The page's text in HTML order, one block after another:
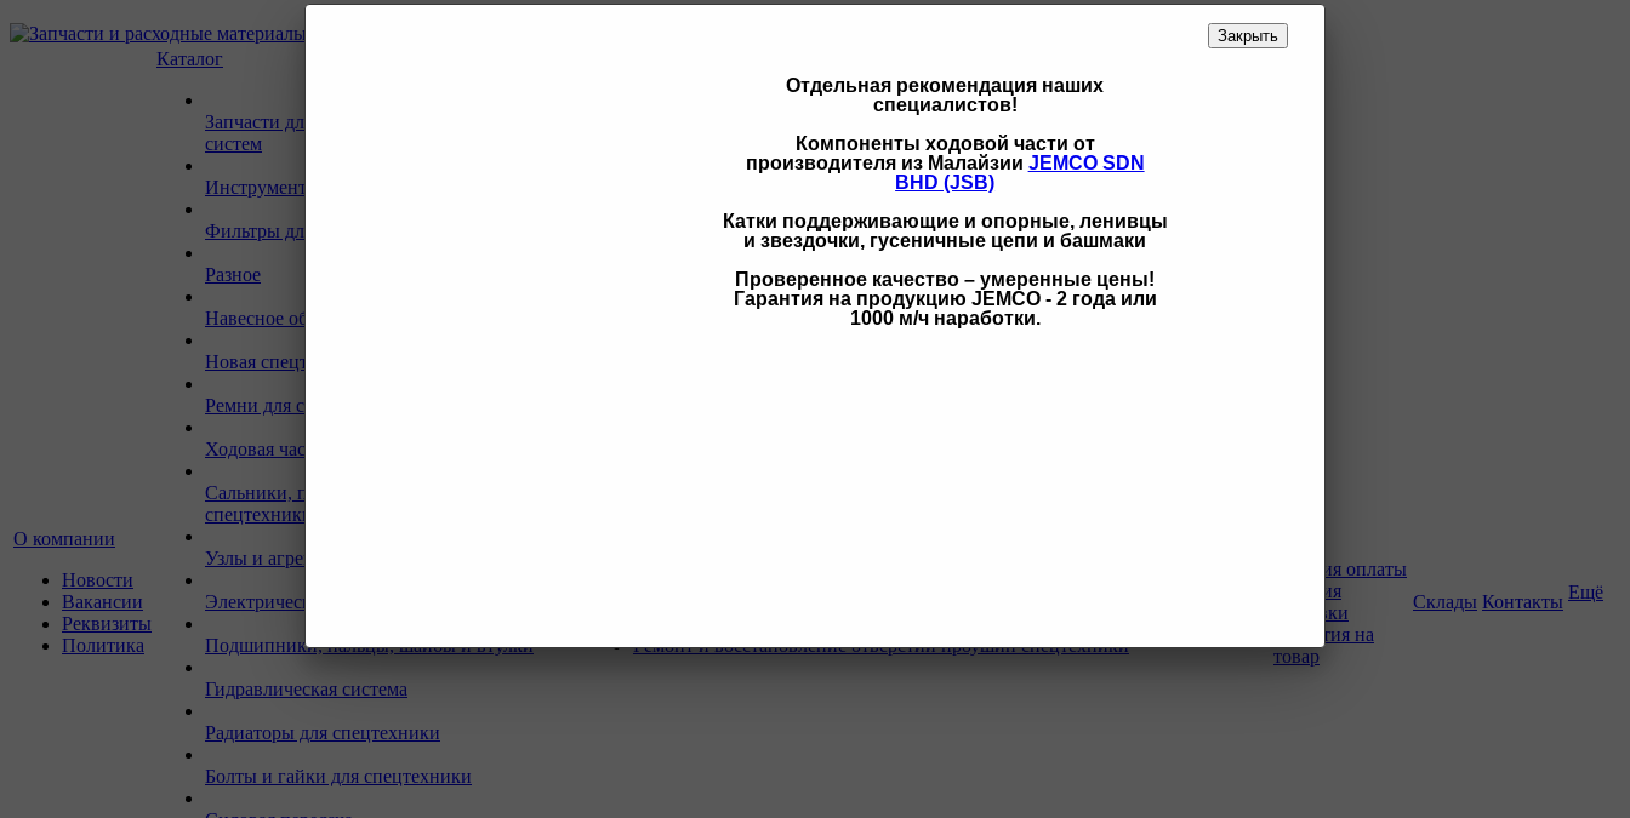
Закрыть
Отдельная рекомендация наших
специалистов!
Компоненты ходовой части от
производителя из Малайзии JEMCO SDN
BHD (JSB)
Катки поддерживающие и опорные, ленивцы
и звездочки, гусеничные цепи и башмаки
Проверенное качество – умеренные цены!
Гарантия на продукцию JEMCO - 2 года или
1000 м/ч наработки.
О компании
Новости
Вакансии
Реквизиты
Политика
Каталог
Запчасти для двигателей и сопутствующих
систем
Инструмент и материалы для СТО
Фильтры для спецтехники
Разное
Навесное оборудование для экскаваторов
Новая спецтехника
Ремни для спецтехники
Ходовая часть для спецтехники
Сальники, прокладки, кольца для
спецтехники
Узлы и агрегаты для спецтехники
Электрическая система
Подшипники, пальцы, шайбы и втулки
Гидравлическая система
Радиаторы для спецтехники
Болты и гайки для спецтехники
Ремонт и восстановление отверстий проушин спецтехники
Условия оплаты
Условия
доставки
Гарантия на
товар
Склады Контакты Ещё